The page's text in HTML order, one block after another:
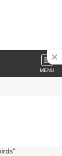
MENU